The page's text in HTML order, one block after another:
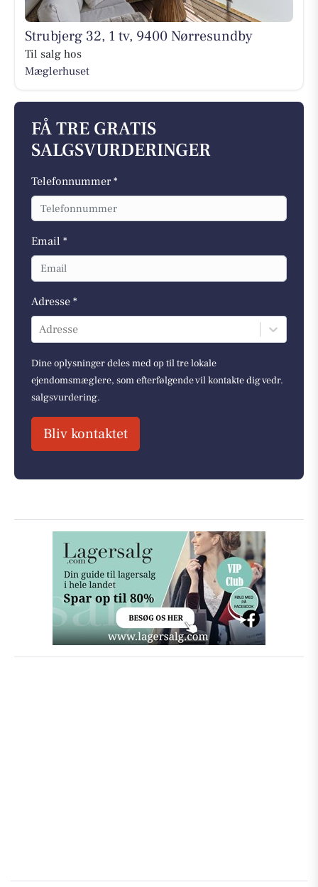
Strubjerg 32, 1 tv, 9400 Nørresundby
Til salg hos
Mæglerhuset
FÅ TRE GRATIS
SALGSVURDERINGER
Telefonnummer *
Email *
Adresse *
Adresse
Dine oplysninger deles med op til tre lokale
ejendomsmæglere, som efterfølgende vil kontakte dig vedr.
salgsvurdering.
Bliv kontaktet